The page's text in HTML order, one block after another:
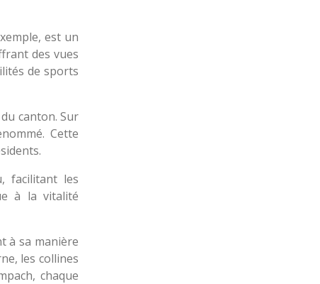
est un
des vues
de sports
canton. Sur
Cette
facilitant les
à la vitalité
à sa manière
les collines
chaque